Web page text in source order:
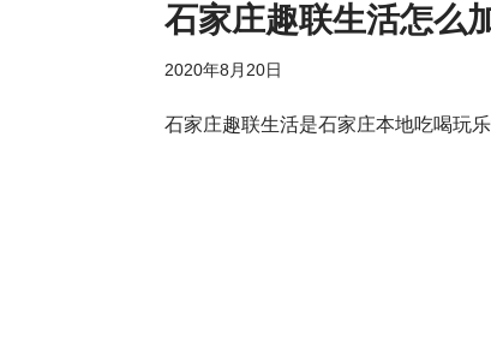
石家庄趣联生活怎么
2020年8月20日
石家庄趣联生活是石家庄本地吃喝玩